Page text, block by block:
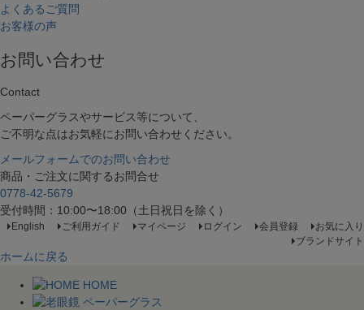
よくあるご質問
お客様の声
お問い合わせ
Contact
ペーパーグラスやサービス等について、
ご不明な点はお気軽にお問い合わせください。
メールフォームでのお問い合わせ
商品・ご注文に関するお問合せ
0778-42-5679
受付時間：10:00〜18:00（土日祝日を除く）
English ご利用ガイド マイページ ログイン 会員登録
お気に入り
ブランドサイト
ホームに戻る
HOME
ペーパーグラス